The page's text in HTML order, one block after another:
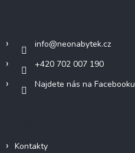
info@neonabytek.cz
+420 702 007 190
Najdete nás na Facebooku
Kontakty